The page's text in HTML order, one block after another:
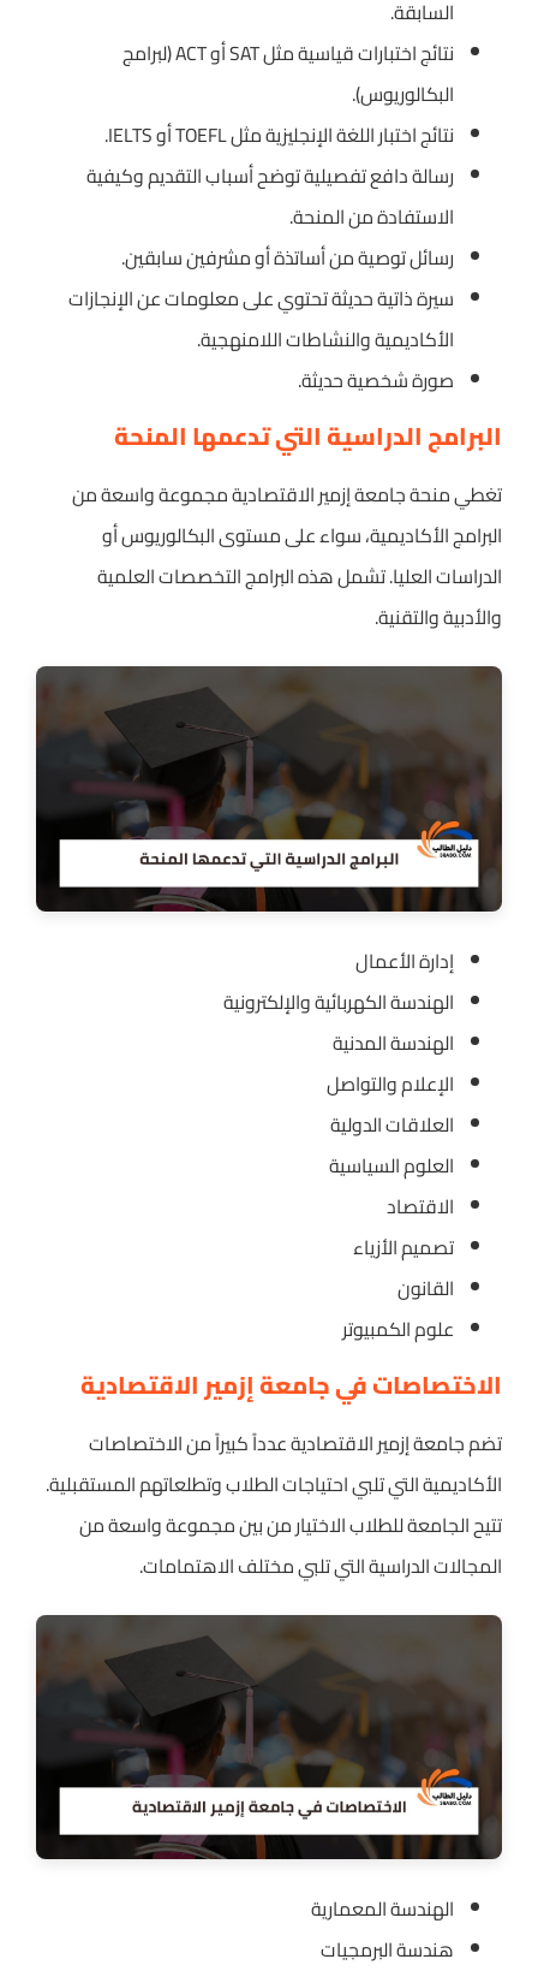
السابقة.
نتائج اختبارات قياسية مثل SAT أو ACT (لبرامج
البكالوريوس).
نتائج اختبار اللغة الإنجليزية مثل TOEFL أو IELTS.
رسالة دافع تفصيلية توضح أسباب التقديم وكيفية
الاستفادة من المنحة.
رسائل توصية من أساتذة أو مشرفين سابقين.
سيرة ذاتية حديثة تحتوي على معلومات عن الإنجازات
الأكاديمية والنشاطات اللامنهجية.
صورة شخصية حديثة.
البرامج الدراسية التي تدعمها المنحة
تغطي منحة جامعة إزمير الاقتصادية مجموعة واسعة من
البرامج الأكاديمية، سواء على مستوى البكالوريوس أو
الدراسات العليا. تشمل هذه البرامج التخصصات العلمية
والأدبية والتقنية.
إدارة الأعمال
الهندسة الكهربائية والإلكترونية
الهندسة المدنية
الإعلام والتواصل
العلاقات الدولية
العلوم السياسية
الاقتصاد
تصميم الأزياء
القانون
علوم الكمبيوتر
الاختصاصات في جامعة إزمير الاقتصادية
تضم جامعة إزمير الاقتصادية عدداً كبيراً من الاختصاصات
الأكاديمية التي تلبي احتياجات الطلاب وتطلعاتهم المستقبلية.
تتيح الجامعة للطلاب الاختيار من بين مجموعة واسعة من
المجالات الدراسية التي تلبي مختلف الاهتمامات.
الهندسة المعمارية
هندسة البرمجيات